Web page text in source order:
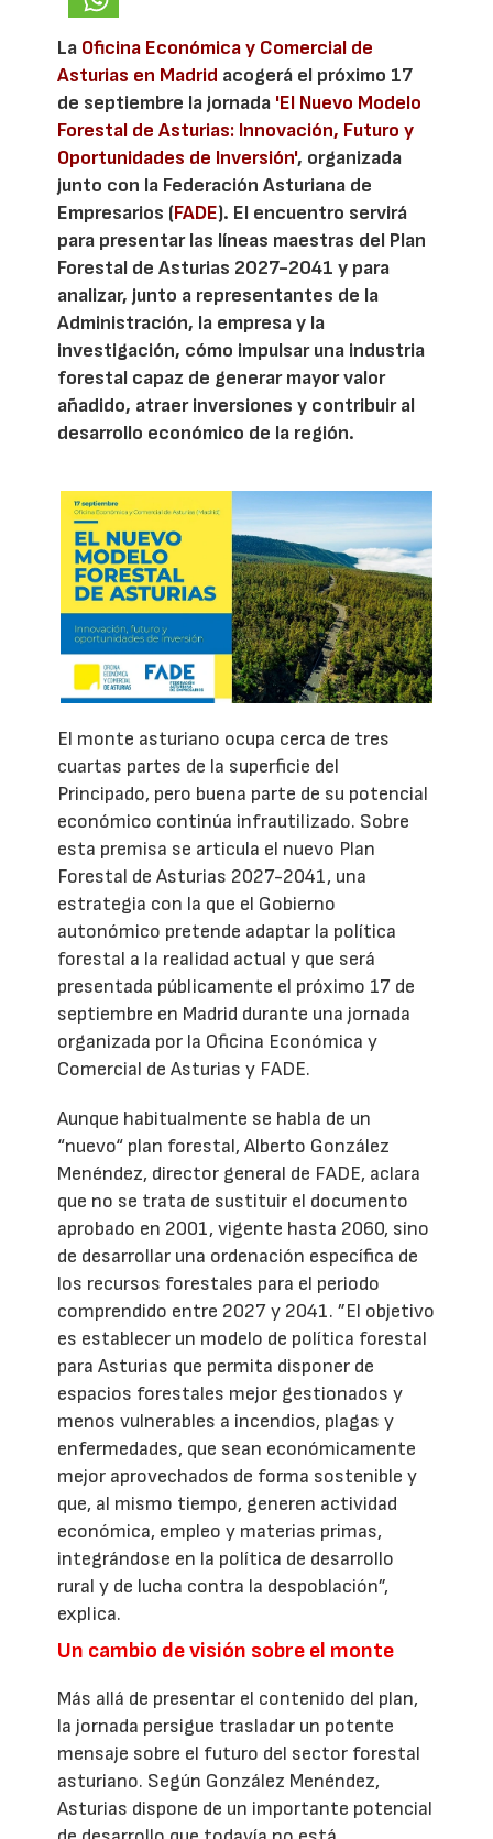
La Oficina Económica y Comercial de
Asturias en Madrid acogerá el próximo 17
de septiembre la jornada 'El Nuevo Modelo
Forestal de Asturias: Innovación, Futuro y
Oportunidades de Inversión', organizada
junto con la Federación Asturiana de
Empresarios (FADE). El encuentro servirá
para presentar las líneas maestras del Plan
Forestal de Asturias 2027-2041 y para
analizar, junto a representantes de la
Administración, la empresa y la
investigación, cómo impulsar una industria
forestal capaz de generar mayor valor
añadido, atraer inversiones y contribuir al
desarrollo económico de la región.
El monte asturiano ocupa cerca de tres
cuartas partes de la superficie del
Principado, pero buena parte de su potencial
económico continúa infrautilizado. Sobre
esta premisa se articula el nuevo Plan
Forestal de Asturias 2027-2041, una
estrategia con la que el Gobierno
autonómico pretende adaptar la política
forestal a la realidad actual y que será
presentada públicamente el próximo 17 de
septiembre en Madrid durante una jornada
organizada por la Oficina Económica y
Comercial de Asturias y FADE.
Aunque habitualmente se habla de un
“nuevo“ plan forestal, Alberto González
Menéndez, director general de FADE, aclara
que no se trata de sustituir el documento
aprobado en 2001, vigente hasta 2060, sino
de desarrollar una ordenación específica de
los recursos forestales para el periodo
comprendido entre 2027 y 2041. ”El objetivo
es establecer un modelo de política forestal
para Asturias que permita disponer de
espacios forestales mejor gestionados y
menos vulnerables a incendios, plagas y
enfermedades, que sean económicamente
mejor aprovechados de forma sostenible y
que, al mismo tiempo, generen actividad
económica, empleo y materias primas,
integrándose en la política de desarrollo
rural y de lucha contra la despoblación”,
explica.
Un cambio de visión sobre el monte
Más allá de presentar el contenido del plan,
la jornada persigue trasladar un potente
mensaje sobre el futuro del sector forestal
asturiano. Según González Menéndez,
Asturias dispone de un importante potencial